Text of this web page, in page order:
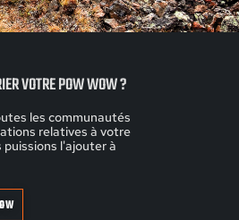
VOTRE POW WOW ?
les communautés
relatives à votre
puissions l'ajouter à